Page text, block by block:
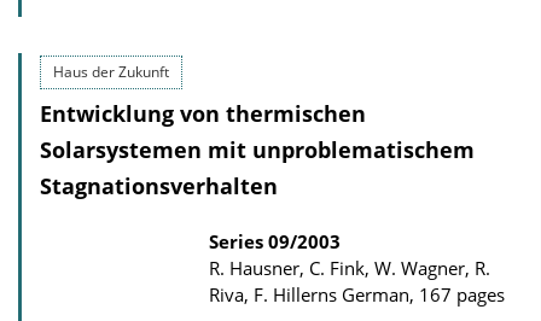
a
s
i
a
i
o
n
Haus der Zukunft
Entwicklung von thermischen
Solarsystemen mit unproblematischem
Stagnationsverhalten
Series 09/2003
R. Hausner, C. Fink, W. Wagner, R.
Riva, F. Hillerns German, 167 pages